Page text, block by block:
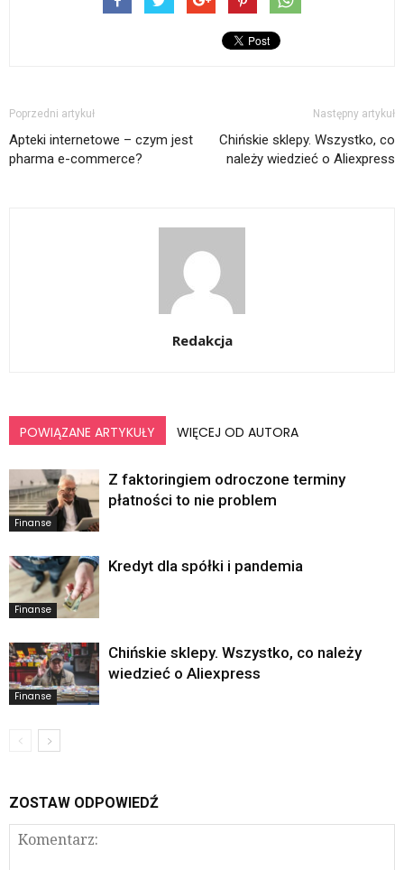
Poprzedni artykuł
Apteki internetowe – czym jest
pharma e-commerce?
Następny artykuł
Chińskie sklepy. Wszystko, co
należy wiedzieć o Aliexpress
Redakcja
POWIĄZANE ARTYKUŁY WIĘCEJ OD AUTORA
Finanse
Z faktoringiem odroczone terminy
płatności to nie problem
Finanse
Kredyt dla spółki i pandemia
Finanse
Chińskie sklepy. Wszystko, co należy
wiedzieć o Aliexpress
ZOSTAW ODPOWIEDŹ